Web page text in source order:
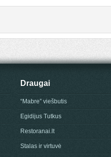
Draugai
“Mabre” viešbutis
Egidijus Tutkus
Restoranai.lt
Stalas ir virtuvė